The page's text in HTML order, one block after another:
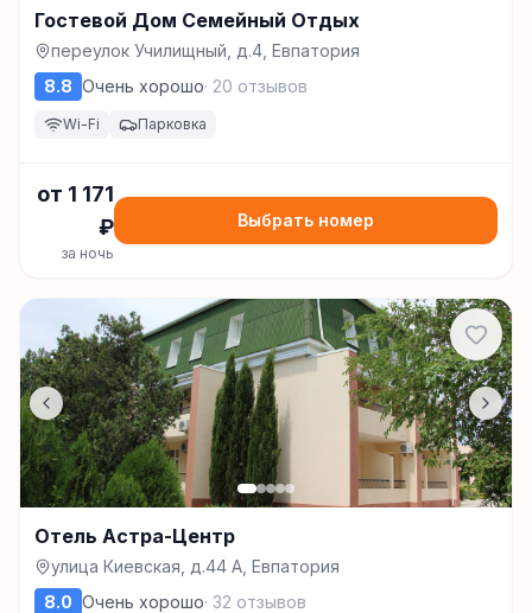
Гостевой Дом Семейный Отдых
переулок Училищный, д.4, Евпатория
8.8 Очень хорошо· 20 отзывов
Wi-Fi Парковка
от 1 171
₽
за ночь
Выбрать номер
Отель Астра-Центр
улица Киевская, д.44 А, Евпатория
8.0 Очень хорошо· 32 отзывов